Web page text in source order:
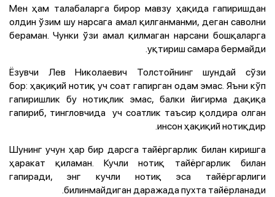
Мен ҳам талабаларга бирор мавзу ҳақида гапиришдан
олдин ўзим шу нарсага амал қилганманми, деган саволни
бераман. Чунки ўзи амал қилмаган нарсани бошқаларга
уқтириш самара бермайди.
Ёзувчи Лев Николаевич Толстойнинг шундай сўзи
бор: ҳақиқий нотиқ уч соат гапирган одам эмас. Яъни кўп
гапиришлик бу нотиқлик эмас, балки йигирма дақиқа
гапириб, тингловчида уч соатлик таъсир қолдира олган
инсон ҳақиқий нотиқдир.
Шунинг учун ҳар бир дарсга тайёргарлик билан киришга
ҳаракат қиламан. Кучли нотиқ тайёргарлик билан
гапиради, энг кучли нотиқ эса тайёргарлиги
билинмайдиган даражада пухта тайёрланади.